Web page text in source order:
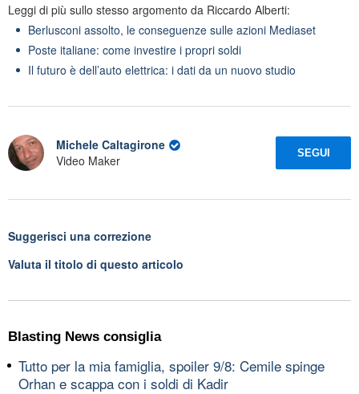
Leggi di più sullo stesso argomento da Riccardo Alberti:
Berlusconi assolto, le conseguenze sulle azioni Mediaset
Poste italiane: come investire i propri soldi
Il futuro è dell’auto elettrica: i dati da un nuovo studio
Michele Caltagirone
Video Maker
SEGUI
Suggerisci una correzione
Valuta il titolo di questo articolo
Blasting News consiglia
Tutto per la mia famiglia, spoiler 9/8: Cemile spinge
Orhan e scappa con i soldi di Kadir